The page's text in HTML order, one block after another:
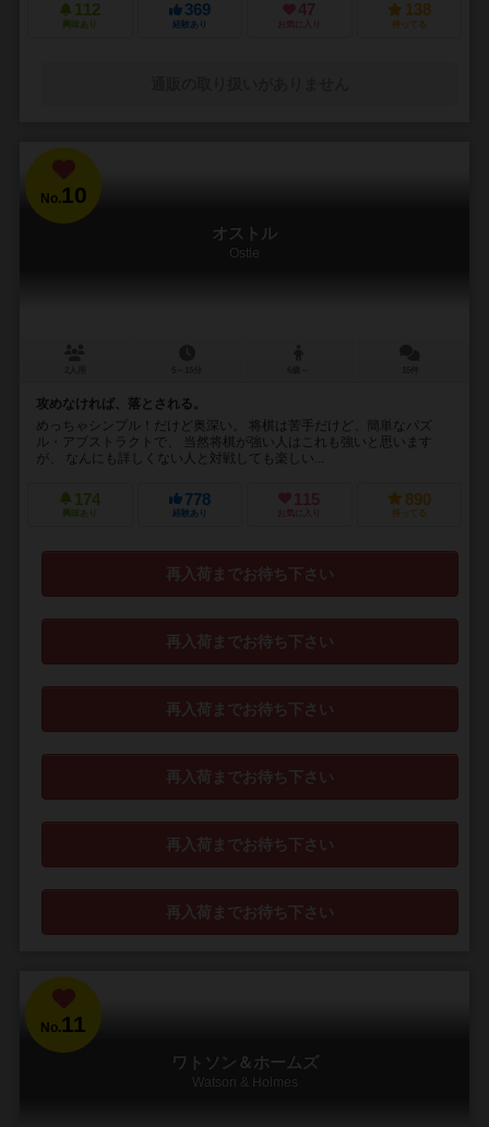
112
興味あり
369
経験あり
47
お気に入り
138
持ってる
No. 10
オストル
Ostle
攻めなければ、落とされる。
めっちゃシンプル！だけど奥深い。 将棋は苦手だけど、簡単なパズ
ル・アブストラクトで、 当然将棋が強い人はこれも強いと思います
が、 なんにも詳しくない人と対戦しても楽しい...
174
興味あり
778
経験あり
115
お気に入り
890
持ってる
再入荷までお待ち下さい
再入荷までお待ち下さい
再入荷までお待ち下さい
再入荷までお待ち下さい
再入荷までお待ち下さい
再入荷までお待ち下さい
No.11
ワトソン＆ホームズ
Watson & Holmes